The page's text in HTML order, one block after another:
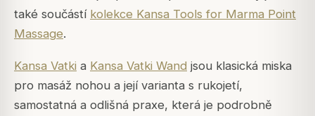
také součástí kolekce Kansa Tools for Marma Point
Massage.
Kansa Vatki a Kansa Vatki Wand jsou klasická miska
pro masáž nohou a její varianta s rukojetí,
samostatná a odlišná praxe, která je podrobně